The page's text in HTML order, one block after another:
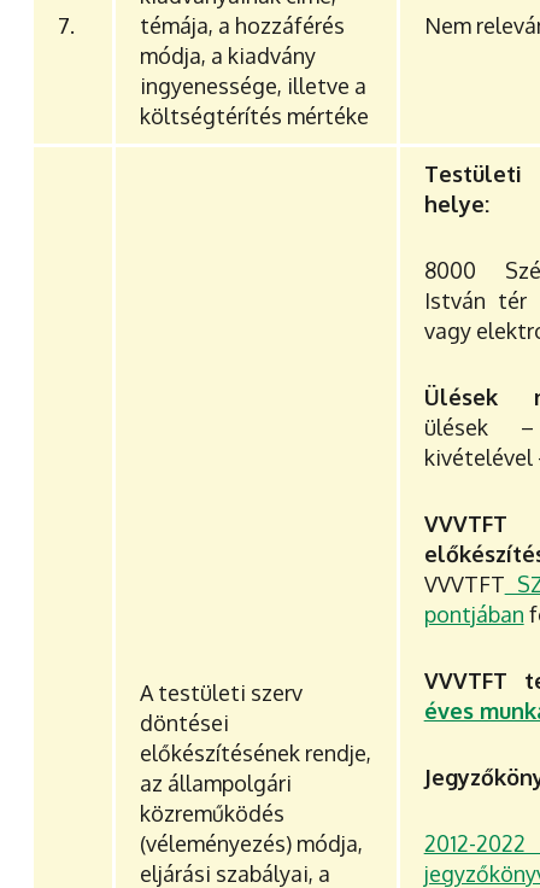
7.
témája, a hozzáférés
módja, a kiadvány
ingyenessége, illetve a
költségtérítés mértéke
Nem
A testületi szerv
döntései
előkészítésének rendje,
az állampolgári
közreműködés
(véleményezés) módja,
eljárási szabályai, a
helye:
8000
István tér
vagy
Ülések
ülések
kivételével
VVVTFT
pontjában
VVVTFT
éves
2012-